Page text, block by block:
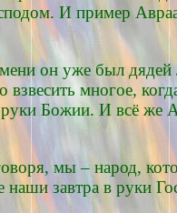
И пример
он уже был
многое,
руки Божии. И всё же
мы – народ,
завтра в руки